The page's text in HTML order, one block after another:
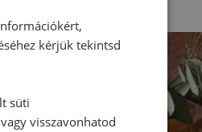
kérjük tekintsd
süti
visszavonhatod